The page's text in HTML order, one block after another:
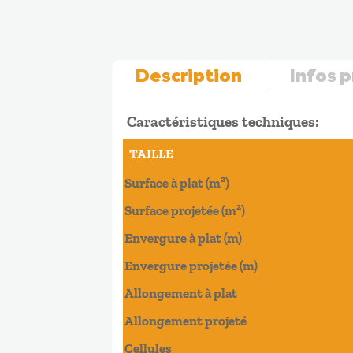
Description Infos
Caractéristiques techniques:
TAILLE
Surface à plat (m²)
Surface projetée (m²)
Envergure à plat (m)
Envergure projetée (m)
Allongement à plat
Allongement projeté
Cellules